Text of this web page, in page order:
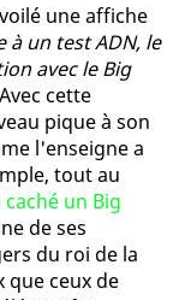
une affiche
à un test ADN, le
avec le Big
cette
pique à son
l'enseigne a
tout au
un Big
de ses
du roi de la
ceux de